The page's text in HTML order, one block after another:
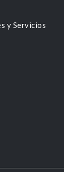
y Servicios